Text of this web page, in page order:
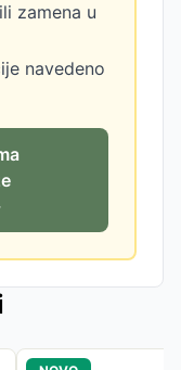
zamena u
navedeno